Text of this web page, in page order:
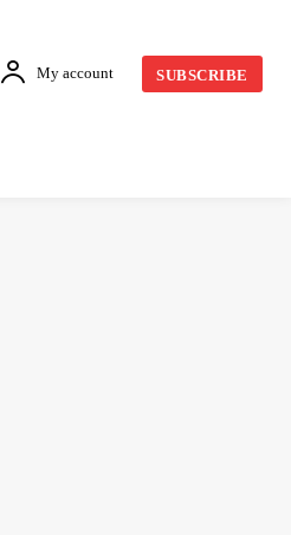
My account SUBSCRIBE